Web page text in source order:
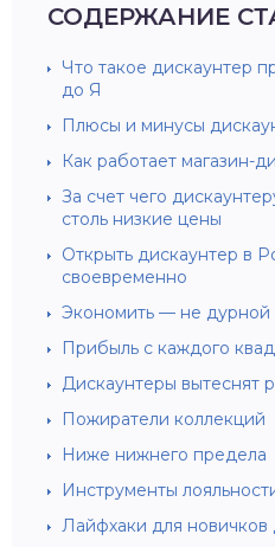
СОДЕРЖАНИЕ
Что такое дискаунтер
до Я
Плюсы и минусы
Как работает магазин-
За счет чего
столь низкие цены
Открыть дискаунтер в
своевременно
Экономить — не дурной
Прибыль с каждого
Дискаунтеры вытеснят
Пожиратели коллекций
Ниже нижнего предела
Инструменты
Лайфхаки для новичков